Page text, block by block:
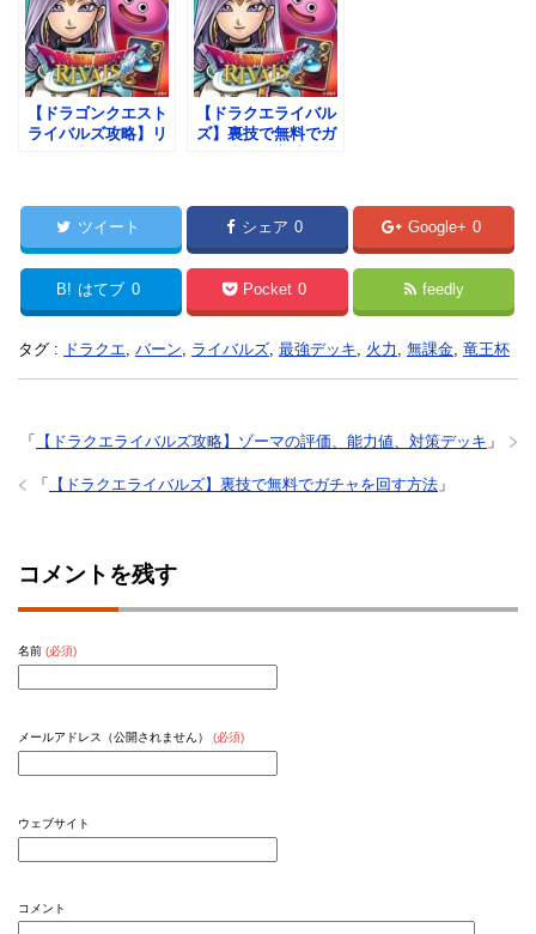
【ドラゴンクエスト
ライバルズ攻略】リ
【ドラクエライバル
ズ】裏技で無料でガ
ツイート シェア 0 Google+ 0
B! はてブ 0 Pocket 0 feedly
タグ : ドラクエ, バーン, ライバルズ, 最強デッキ, 火力 , 無課金, 竜王杯
「 【ドラクエライバルズ攻略】ゾーマの評価、能力値、対策デッキ 」
「 【ドラクエライバルズ】裏技で無料でガチャを回す方法 」
コメントを残す
名前 (必須)
メールアドレス（公開されません） (必須)
ウェブサイト
コメント